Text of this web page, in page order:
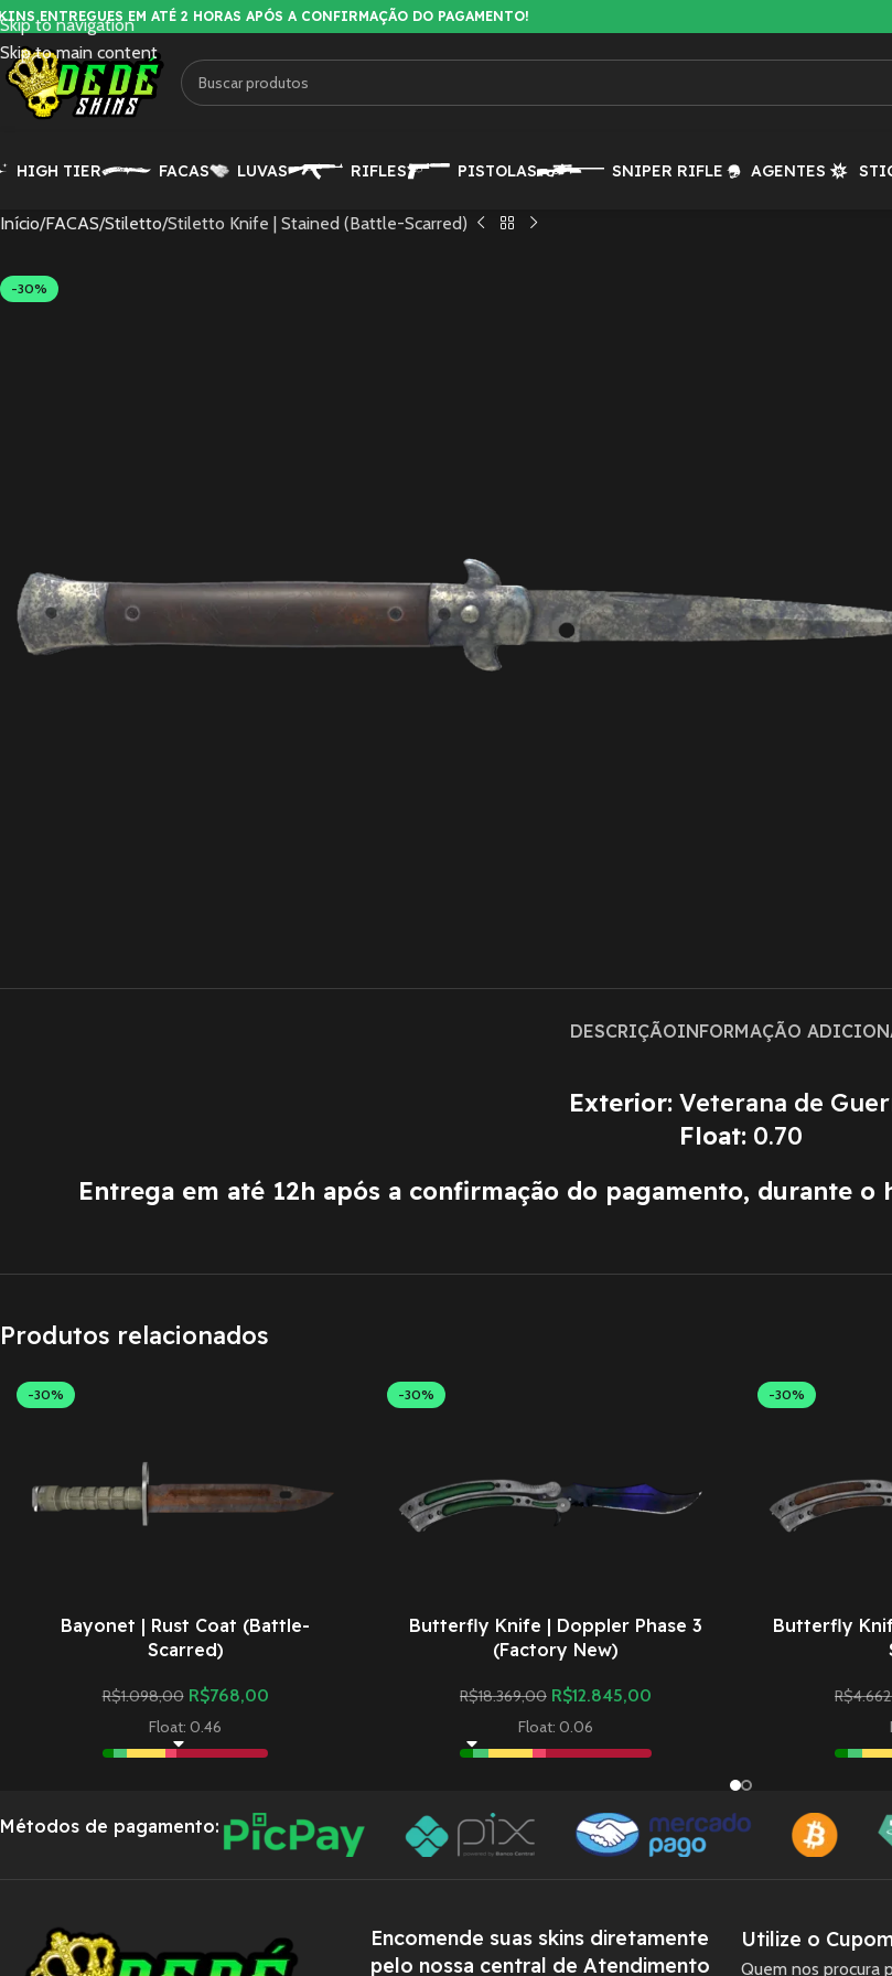
Skip to navigation
Skip to main content
ENTREGUES EM ATÉ 2 HORAS APÓS A CONFIRMAÇÃO DO PAGAMENTO!
HIGH TIER FACAS LUVAS RIFLES PISTOLAS SNIPER RIFLE AGENTES
Início FACAS Stiletto Stiletto Knife | Stained (Battle-Scarred)
-30%
DESCRIÇÃOINFORMAÇÃO
Exterior: Veterana de
Float: 0.70
Entrega em até 12h após a confirmação do pagamento, durante
Produtos relacionados
-30%
Bayonet | Rust Coat (Battle-
Scarred)
R$1.098,00 R$768,00
Float: 0.46
-30%
Butterfly Knife | Doppler Phase 3
(Factory New)
R$18.369,00 R$12.845,00
Float: 0.06
-30%
Butterfly
R$
Métodos de pagamento:
Encomende suas skins diretamente
pelo nossa central de Atendimento
Utilize o
Quem nos procura